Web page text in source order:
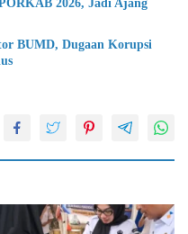
2026, Jadi Ajang
BUMD, Dugaan Korupsi